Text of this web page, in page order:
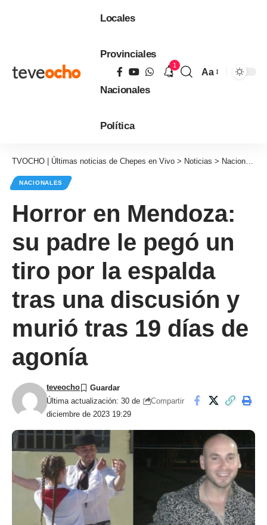
Locales
Provinciales
Nacionales
Política
1
Aa
TVOCHO | Últimas noticias de Chepes en Vivo > Noticias > Nacionales
NACIONALES
Horror en Mendoza:
su padre le pegó un
tiro por la espalda
tras una discusión y
murió tras 19 días de
agonía
Última actualización: 30 de
diciembre de 2023 19:29
teveocho
Compartir